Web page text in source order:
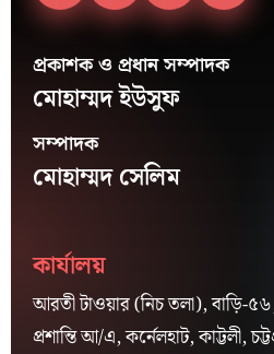
প্রকাশক ও প্রধান সম্পাদক
মোহাম্মদ ইউসুফ
সম্পাদক
মোহাম্মদ সেলিম
কার্যালয়
আরতী টাওয়ার (নিচ তলা), বাড়ি-
প্রশান্তি আ/এ, কর্নেলহাট, কাট্টলী,